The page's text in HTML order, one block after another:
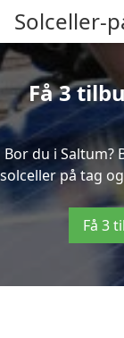
Solceller-
Få 3
Bor du i Saltum?
solceller på tag
Få 3